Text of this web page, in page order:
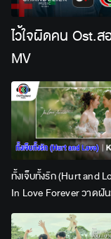
ไว้ใจผิดคน Ost.ส
MV
ทั้งเจ็บทั้งรัก (Hurt and
In Love Forever วาดฝั
Lingling Kwong x Orm
Kornnaphat | Official